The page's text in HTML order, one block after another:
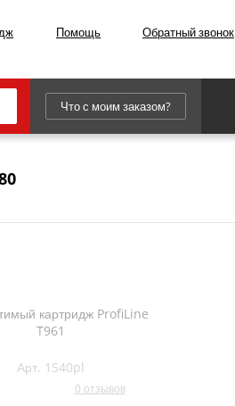
Помощь Обратный звонок
IBM
Kyocera
Для франкировальной машины
Что с моим заказом?
картридж ProfiLine
T961
Арт. 1540pl
0 отзывов